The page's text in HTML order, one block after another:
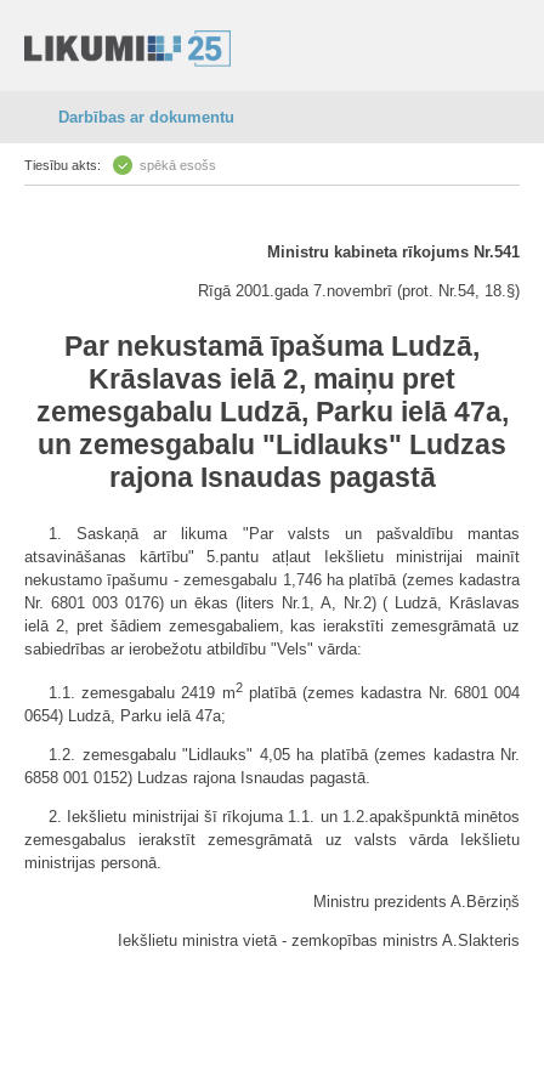
Darbības ar dokumentu
Tiesību akts: spēkā esošs
Ministru kabineta rīkojums Nr.541
Rīgā 2001.gada 7.novembrī (prot. Nr.54, 18.§)
Par nekustamā īpašuma Ludzā,
Krāslavas ielā 2, maiņu pret
zemesgabalu Ludzā, Parku ielā 47a,
un zemesgabalu "Lidlauks" Ludzas
rajona Isnaudas pagastā
1. Saskaņā ar likuma "Par valsts un pašvaldību mantas
atsavināšanas kārtību" 5.pantu atļaut Iekšlietu ministrijai mainīt
nekustamo īpašumu - zemesgabalu 1,746 ha platībā (zemes kadastra
Nr. 6801 003 0176) un ēkas (liters Nr.1, A, Nr.2) ( Ludzā, Krāslavas
ielā 2, pret šādiem zemesgabaliem, kas ierakstīti zemesgrāmatā uz
sabiedrības ar ierobežotu atbildību "Vels" vārda:
1.1. zemesgabalu 2419 m2platībā (zemes kadastra Nr. 6801 004
0654) Ludzā, Parku ielā 47a;
1.2. zemesgabalu "Lidlauks" 4,05 ha platībā (zemes kadastra Nr.
6858 001 0152) Ludzas rajona Isnaudas pagastā.
2. Iekšlietu ministrijai šī rīkojuma 1.1. un 1.2.apakšpunktā minētos
zemesgabalus ierakstīt zemesgrāmatā uz valsts vārda Iekšlietu
ministrijas personā.
Ministru prezidents A.Bērziņš
Iekšlietu ministra vietā - zemkopības ministrs A.Slakteris